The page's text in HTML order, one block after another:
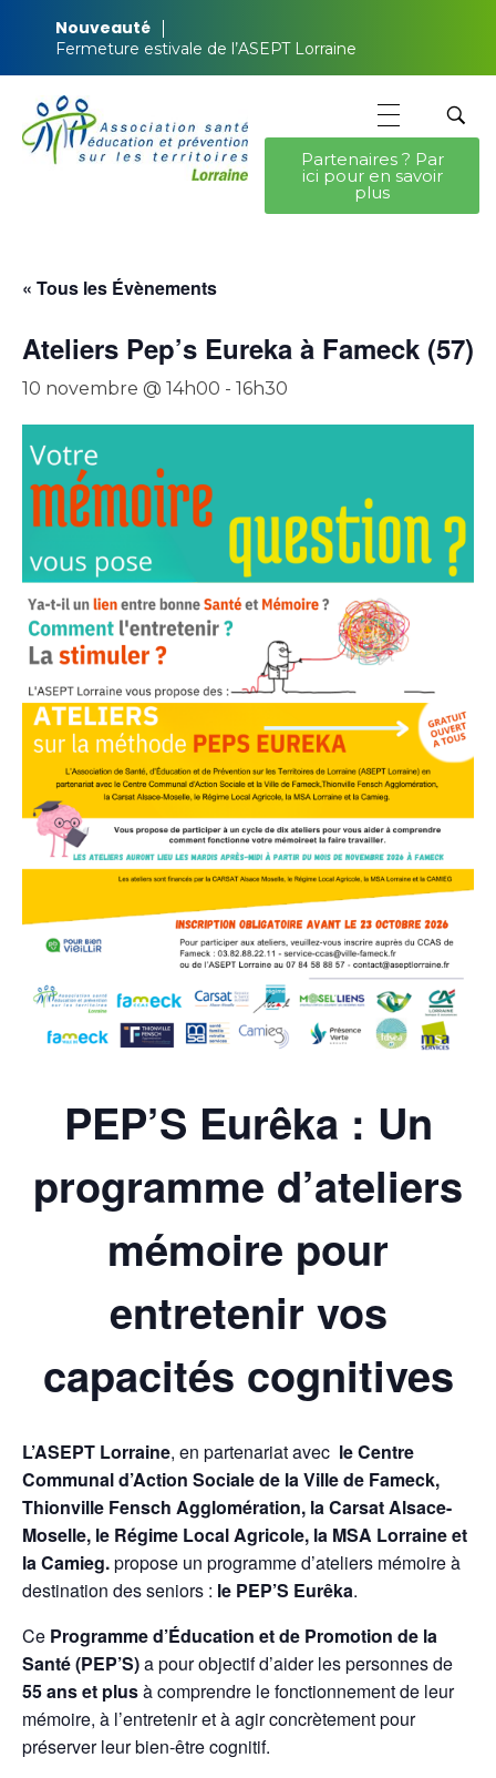
Nouveauté
Fermeture estivale de l’ASEPT Lorraine
Partenaires ? Par
ici pour en savoir
plus
« Tous les Évènements
Ateliers Pep’s Eureka à Fameck (57)
10 novembre @ 14h00 - 16h30
PEP’S Eurêka : Un
programme d’ateliers
mémoire pour
entretenir vos
capacités cognitives
L’ASEPT Lorraine, en partenariat avec le Centre
Communal d’Action Sociale de la Ville de Fameck,
Thionville Fensch Agglomération, la Carsat Alsace-
Moselle, le Régime Local Agricole, la MSA Lorraine et
la Camieg.propose un programme d’ateliers mémoire à
destination des seniors : le PEP’S Eurêka.
Ce Programme d’Éducation et de Promotion de la
Santé (PEP’S)a pour objectif d’aider les personnes de
55 ans et plusà comprendre le fonctionnement de leur
mémoire, à l’entretenir et à agir concrètement pour
préserver leur bien-être cognitif.